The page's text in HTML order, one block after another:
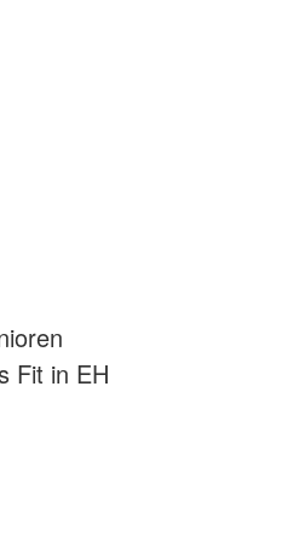
Fit in EH